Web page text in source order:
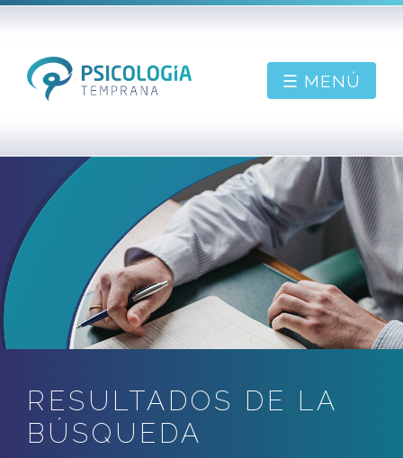
☰ MENÚ
PIDE CONSULTA
BIENVENIDO
SOBRE MÍ
CONTACTAR
BLOG
RESULTADOS DE LA
BÚSQUEDA